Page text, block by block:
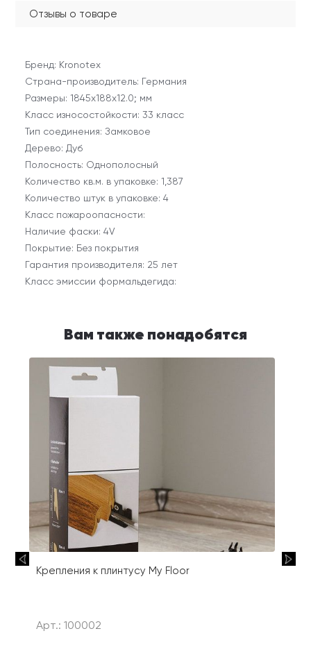
Отзывы о товаре
Бренд: Kronotex
Страна-производитель: Германия
Размеры: 1845х188х12.0; мм
Класс износостойкости: 33 класс
Тип соединения: Замковое
Дерево: Дуб
Полосность: Однополосный
Количество кв.м. в упаковке: 1,387
Количество штук в упаковке: 4
Класс пожароопасности:
Наличие фаски: 4V
Покрытие: Без покрытия
Гарантия производителя: 25 лет
Класс эмиссии формальдегида:
Вам также понадобятся
Крепления к плинтусу My Floor
Арт.: 100002